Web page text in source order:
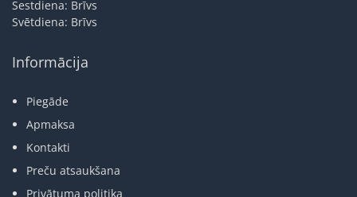
Sestdiena: Brīvs
Svētdiena: Brīvs
Informācija
Piegāde
Apmaksa
Kontakti
Preču atsaukšana
Privātuma politika